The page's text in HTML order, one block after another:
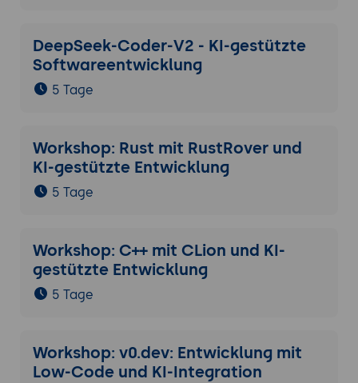
DeepSeek-Coder-V2 - KI-gestützte
Softwareentwicklung
5 Tage
Workshop: Rust mit RustRover und
KI-gestützte Entwicklung
5 Tage
Workshop: C++ mit CLion und KI-
gestützte Entwicklung
5 Tage
Workshop: v0.dev: Entwicklung mit
Low-Code und KI-Integration